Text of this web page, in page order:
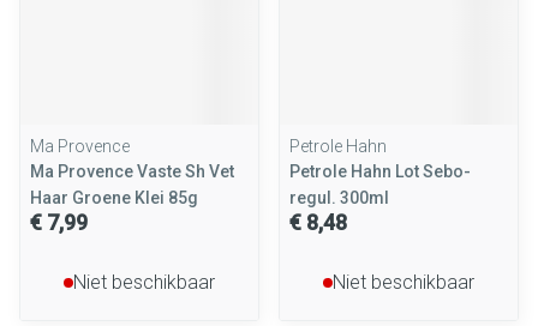
Ma Provence
Ma Provence Vaste Sh Vet
Haar Groene Klei 85g
€ 7,99
Niet beschikbaar
Petrole Hahn
Petrole Hahn Lot Sebo-
regul. 300ml
€ 8,48
Niet beschikbaar